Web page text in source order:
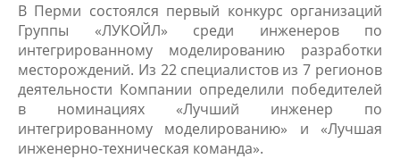
​​В Перми состоялся первый конкурс организаций
Группы «ЛУКОЙЛ» среди инженеров по
интегрированному моделированию разработки
месторождений. Из 22 специалистов из 7 регионов
деятельности Компании определили победителей
в номинациях «Лучший инженер по
интегрированному моделированию» и «Лучшая
инженерно-техническая команда».